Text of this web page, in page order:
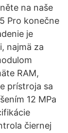
na naše
Pro konečne
je
najmä za
RAM,
prístroja sa
12 MPa
čiernej